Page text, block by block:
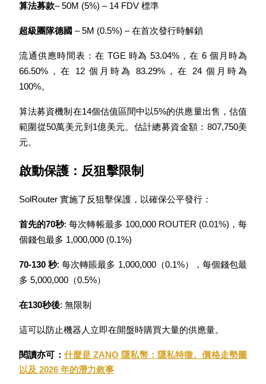
Bitrue AI
合夥人計劃
最高達65%佣金！
算法募款– 50M (5%) – 14 FDV 標準
超級團隊德國 – 5M (0.5%) – 在首次發行時解鎖
流通供應時間表：在 TGE 時為 53.04%，在 6 個月時為
66.50%，在 12 個月時為 83.29%，在 24 個月時為
100%。
算法募資機制在14個估值區間中以5%的供應量出售，估值
範圍從50萬美元到1億美元。估計總募資金額：807,750美
元。
啟動保護：反狙擊限制
SolRouter 實施了反狙擊保護，以確保公平發行：
首先的70秒: 每次轉帳最多 100,000 ROUTER (0.01%)，每
個錢包最多 1,000,000 (0.1%)
70-130 秒: 每次轉賬最多 1,000,000（0.1%），每個錢包最
多 5,000,000（0.5%）
在130秒後: 無限制
這可以防止機器人立即在開盤時購買大量的供應量。
閱讀亦可： 什麼是 ZANO 隱私幣：隱私特徵、價格走勢圖
以及 2026 年的潛力敘事